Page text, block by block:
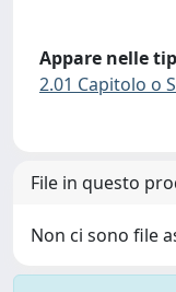
Appare nelle
2.01 Capitolo o
File in questo
Non ci sono file